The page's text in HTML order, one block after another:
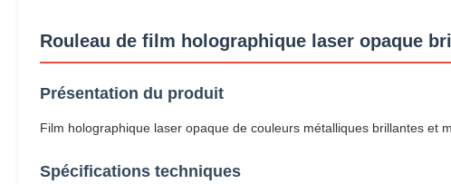
Rouleau de film holographique laser opaque
Présentation du produit
Film holographique laser opaque de couleurs métalliques brillantes et
Spécifications techniques